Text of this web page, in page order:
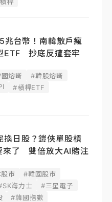
兆台幣！南韓散戶瘋
ETF 抄底反遭套牢
熔斷
#韓股熔斷
#槓桿ETF
換日股？鎧俠單股槓
來了 雙倍放大AI賭注
市
#韓國股市
海力士
#三星電子
#韓國指數